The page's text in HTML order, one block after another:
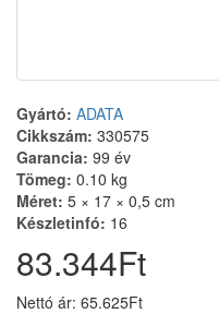
Gyártó: ADATA
Cikkszám: 330575
Garancia: 99 év
Tömeg: 0.10 kg
Méret: 5 × 17 × 0,5 cm
Készletinfó: 16
83.344Ft
Nettó ár: 65.625Ft